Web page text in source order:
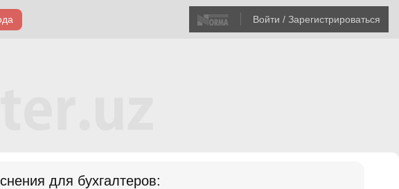
Войти / Зарегистрироваться
для бухгалтеров: